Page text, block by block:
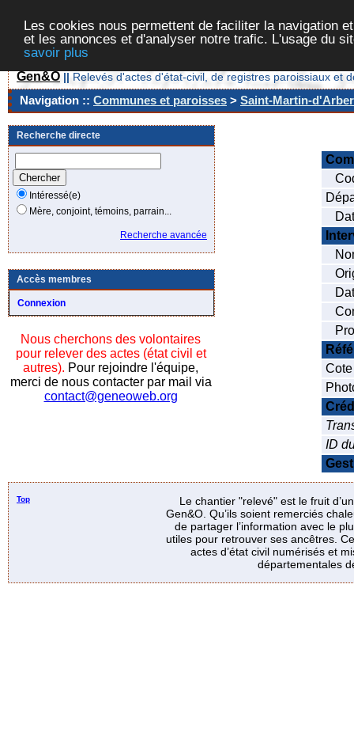
Les cookies nous permettent de faciliter la navigation
et les annonces et d'analyser notre trafic. L'usage du
savoir plus
Gen&O || Relevés d'actes d'état-civil, de registres paroissiaux et
Navigation :: Communes et paroisses > Saint-Martin-
Recherche directe
Intéressé(e)
Mère, conjoint, témoins, parrain...
Recherche avancée
Accès membres
Connexion
Nous cherchons des volontaires
pour relever des actes (état civil et
autres). Pour rejoindre l'équipe,
merci de nous contacter par mail via
contact@geneoweb.org
ID
Top
Le chantier "relevé" est le fruit
Gen&O. Qu’ils soient remerciés
de partager l’information avec le
utiles pour retrouver ses ancêtres.
actes d’état civil numérisés et
départementales